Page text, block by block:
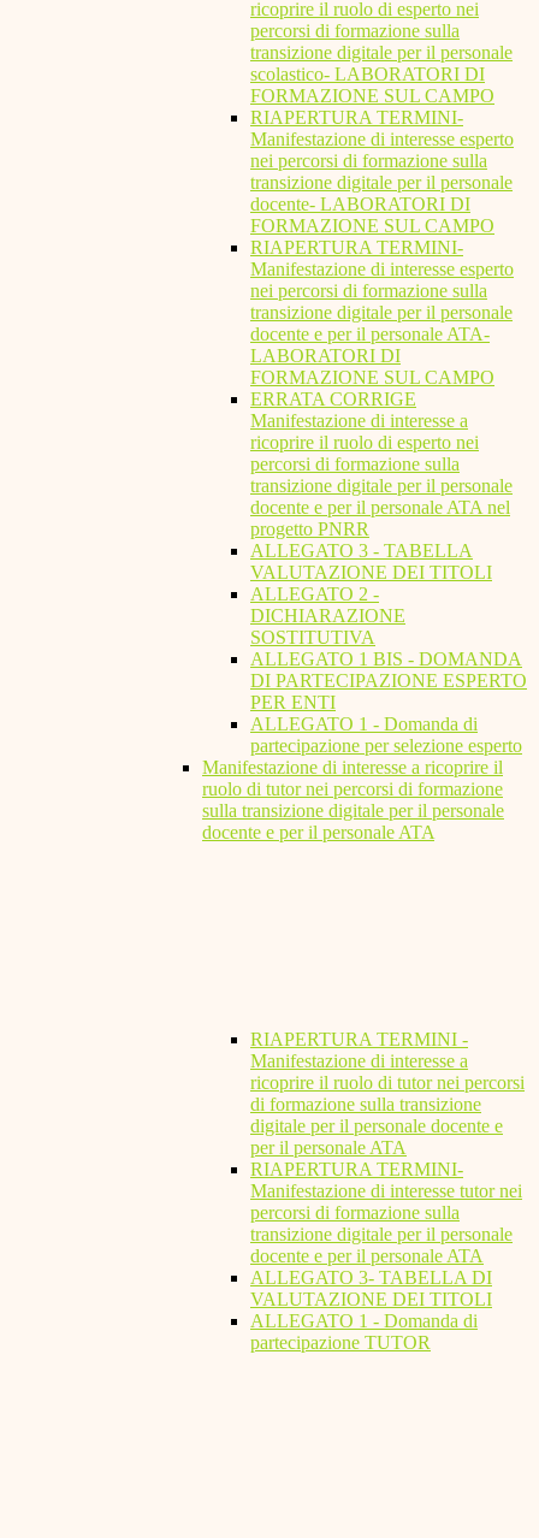
ricoprire il ruolo di esperto nei
percorsi di formazione sulla
transizione digitale per il personale
scolastico- LABORATORI DI
FORMAZIONE SUL CAMPO
RIAPERTURA TERMINI-
Manifestazione di interesse esperto
nei percorsi di formazione sulla
transizione digitale per il personale
docente- LABORATORI DI
FORMAZIONE SUL CAMPO
RIAPERTURA TERMINI-
Manifestazione di interesse esperto
nei percorsi di formazione sulla
transizione digitale per il personale
docente e per il personale ATA-
LABORATORI DI
FORMAZIONE SUL CAMPO
ERRATA CORRIGE
Manifestazione di interesse a
ricoprire il ruolo di esperto nei
percorsi di formazione sulla
transizione digitale per il personale
docente e per il personale ATA nel
progetto PNRR
ALLEGATO 3 - TABELLA
VALUTAZIONE DEI TITOLI
ALLEGATO 2 -
DICHIARAZIONE
SOSTITUTIVA
ALLEGATO 1 BIS - DOMANDA
DI PARTECIPAZIONE ESPERTO
PER ENTI
ALLEGATO 1 - Domanda di
partecipazione per selezione esperto
Manifestazione di interesse a ricoprire il
ruolo di tutor nei percorsi di formazione
sulla transizione digitale per il personale
docente e per il personale ATA
RIAPERTURA TERMINI -
Manifestazione di interesse a
ricoprire il ruolo di tutor nei percorsi
di formazione sulla transizione
digitale per il personale docente e
per il personale ATA
RIAPERTURA TERMINI-
Manifestazione di interesse tutor nei
percorsi di formazione sulla
transizione digitale per il personale
docente e per il personale ATA
ALLEGATO 3- TABELLA DI
VALUTAZIONE DEI TITOLI
ALLEGATO 1 - Domanda di
partecipazione TUTOR